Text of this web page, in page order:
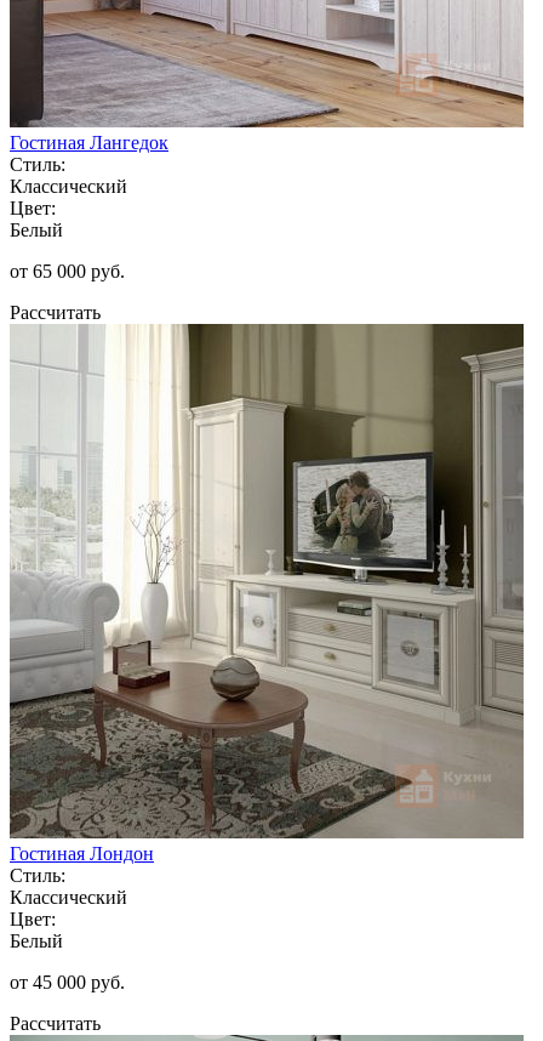
Гостиная Лангедок
Стиль:
Классический
Цвет:
Белый
от 65 000 руб.
Рассчитать
Гостиная Лондон
Стиль:
Классический
Цвет:
Белый
от 45 000 руб.
Рассчитать